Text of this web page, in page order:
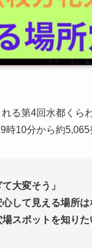
る第4回水都くら
10分から約5,065
大変そう」
して見える場所は
スポットを知りた